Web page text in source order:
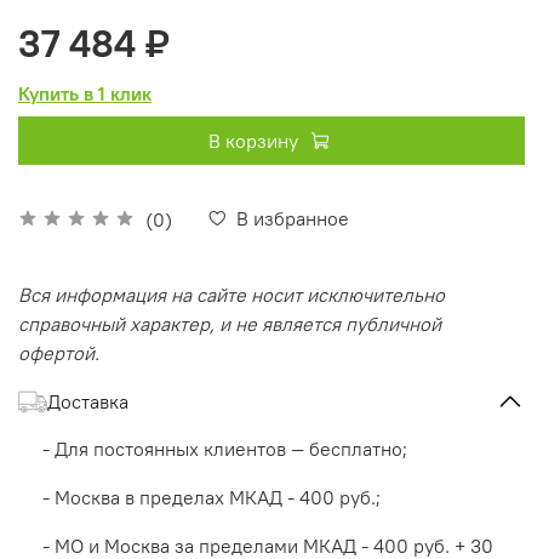
(0) В избранное
37 484 ₽
Купить в 1 клик
В корзину
Вся информация на сайте носит исключительно
справочный характер, и не является публичной
офертой.
Доставка
- Для постоянных клиентов — бесплатно;
- Москва в пределах МКАД - 400 руб.;
- МО и Москва за пределами МКАД - 400 руб. + 30